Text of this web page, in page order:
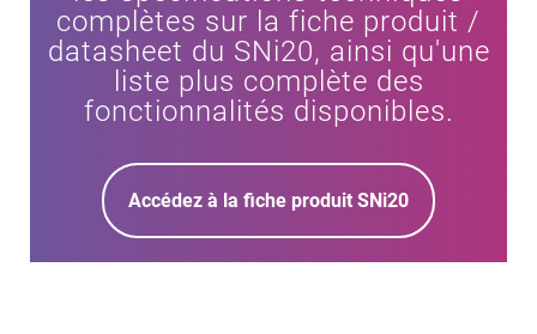
complètes sur la fiche produit /
datasheet du SNi20, ainsi qu'une
liste plus complète des
fonctionnalités disponibles.
Accédez à la fiche produit SNi20